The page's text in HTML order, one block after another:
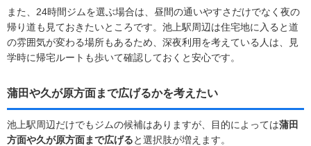
また、24時間ジムを選ぶ場合は、昼間の通いやすさだけでなく夜の
帰り道も見ておきたいところです。池上駅周辺は住宅地に入ると道
の雰囲気が変わる場所もあるため、深夜利用を考えている人は、見
学時に帰宅ルートも歩いて確認しておくと安心です。
蒲田や久が原方面まで広げるかを考えたい
池上駅周辺だけでもジムの候補はありますが、目的によっては蒲田
方面や久が原方面まで広げると選択肢が増えます。